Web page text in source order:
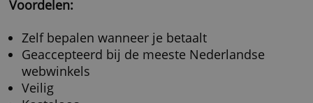
het bedrag overmaakt naar de rekening van
verkoper.
Bij sommige webshops kun je door middel
een bankoverschrijving achteraf betalen met
Afterpay of Klarna of met een DigiAccept (zie